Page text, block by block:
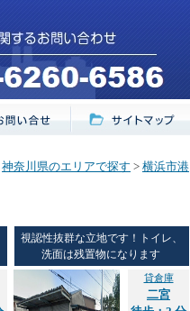
神奈川県のエリアで探す > 横浜市港
視認性抜群な立地です！トイレ、
洗面は残置物になります
貸倉庫
二宮